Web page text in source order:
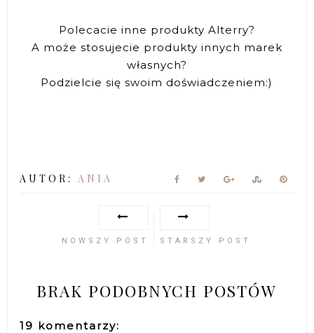
Polecacie inne produkty Alterry?
A może stosujecie produkty innych marek
własnych?
Podzielcie się swoim doświadczeniem:)
AUTOR:ANIA
NOWSZY POST STARSZY POST
BRAK PODOBNYCH POSTÓW
19 komentarzy: